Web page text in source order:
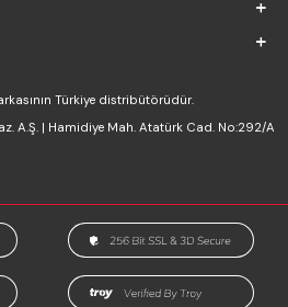
Türkiye distribütörüdür.
A.Ş. | Hamidiye Mah. Atatürk Cad. No:292/A